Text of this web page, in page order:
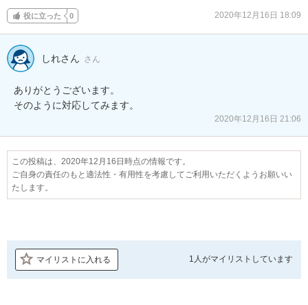
役に立った 0 2020年12月16日 18:09
しれさん さん
ありがとうございます。
そのように対応してみます。
2020年12月16日 21:06
この投稿は、2020年12月16日時点の情報です。
ご自身の責任のもと適法性・有用性を考慮してご利用いただくようお願いい
たします。
マイリストに入れる 1人がマイリストしています